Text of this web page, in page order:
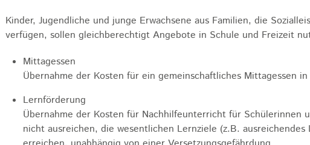
Kinder, Jugendliche und junge Erwachsene aus Familien, die
verfügen, sollen gleichberechtigt Angebote in Schule und Freizeit
Mittagessen
Übernahme der Kosten für ein gemeinschaftliches Mittagessen
Lernförderung
Übernahme der Kosten für Nachhilfeunterricht für Schülerinnen
nicht ausreichen, die wesentlichen Lernziele (z.B.